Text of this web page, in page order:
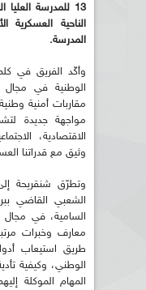
13 للمدرسة
الناحية العسكرية
المدرسة.
وأكّد الفريق في
الوطنية في
مقاربات أمنية
مواجهة جديدة
الاقتصادية،
وثيق مع قدراتنا
وتطرّق شنقريحة
الشعبي القاضي
السامية، في مجال
معارف وخبرات
طريق استيعاب
الوطني، وكيفية
المهام الموكلة